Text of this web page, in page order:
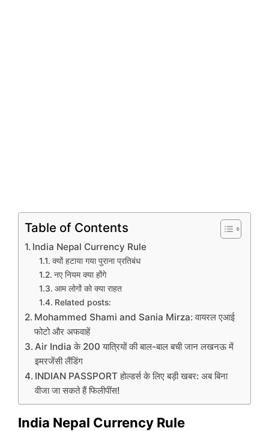
Table of Contents
India Nepal Currency Rule
क्यों हटाया गया पुराना प्रतिबंध
नए नियम क्या होंगे
आम लोगों को क्या राहत
Related posts:
Mohammed Shami and Sania Mirza: वायरल एआई
फोटो और अफवाहें
Air India के 200 यात्रियों की बाल-बाल बची जान लखनऊ में
इमरजेंसी लैंडिंग
INDIAN PASSPORT होल्डर्स के लिए बड़ी खबर: अब बिना
वीजा जा सकते हैं फिलीपींस!
India Nepal Currency Rule